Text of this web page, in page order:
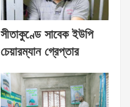
সীতাকুণ্ডে সাবেক ইউপি
চেয়ারম্যান গ্রেপ্তার